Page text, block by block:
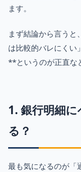
ます。
まず結論から言う
は比較的バレにくい
**というのが正直な
1. 銀行明細
る？
最も気になるのが「